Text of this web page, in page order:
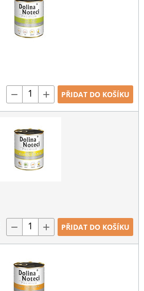
− + PŘIDAT DO KOŠÍKU
− + PŘIDAT DO KOŠÍKU